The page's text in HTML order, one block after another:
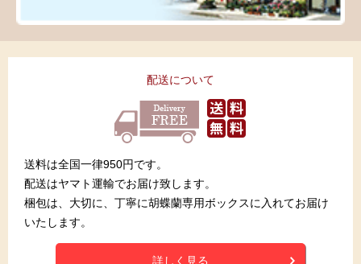
配送について
送料は全国一律950円です。
配送はヤマト運輸でお届け致します。
梱包は、大切に、丁寧に胡蝶蘭専用ボックスに入れてお届け
いたします。
詳しく見る